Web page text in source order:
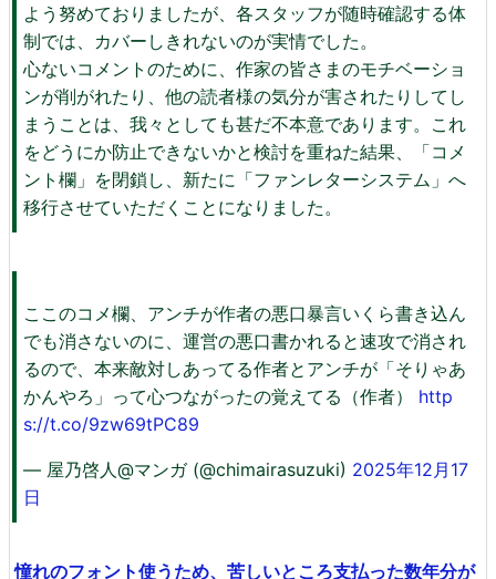
よう努めておりましたが、各スタッフが随時確認する体
制では、カバーしきれないのが実情でした。
心ないコメントのために、作家の皆さまのモチベーショ
ンが削がれたり、他の読者様の気分が害されたりしてし
まうことは、我々としても甚だ不本意であります。これ
をどうにか防止できないかと検討を重ねた結果、「コメ
ント欄」を閉鎖し、新たに「ファンレターシステム」へ
移行させていただくことになりました。
ここのコメ欄、アンチが作者の悪口暴言いくら書き込ん
でも消さないのに、運営の悪口書かれると速攻で消され
るので、本来敵対しあってる作者とアンチが「そりゃあ
かんやろ」って心つながったの覚えてる（作者） http
s://t.co/9zw69tPC89
— 屋乃啓人@マンガ (@chimairasuzuki) 2025年12月17
日
憧れのフォント使うため、苦しいところ支払った数年分が